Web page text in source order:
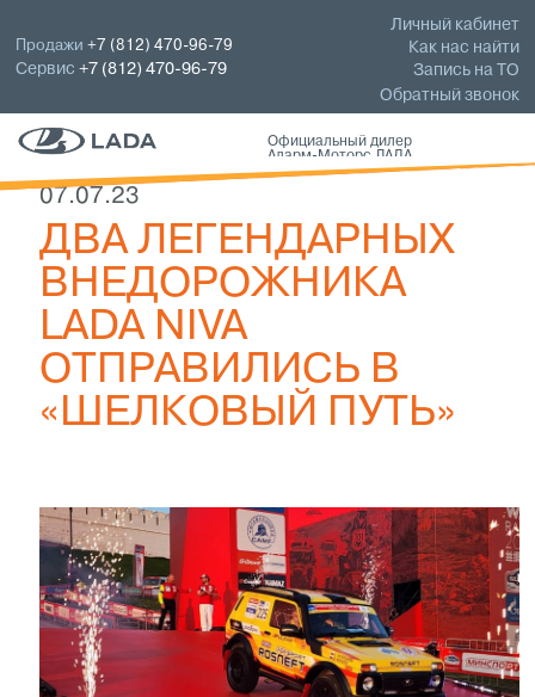
Личный кабинет
Как нас найти
Запись на ТО
Обратный звонок
Продажи+7 (812) 470-96-79
Сервис+7 (812) 470-96-79
Официальный дилер
Аларм-Моторс ЛАДА
07.07.23
ДВА ЛЕГЕНДАРНЫХ
ВНЕДОРОЖНИКА
LADA NIVA
ОТПРАВИЛИСЬ В
«ШЕЛКОВЫЙ ПУТЬ»